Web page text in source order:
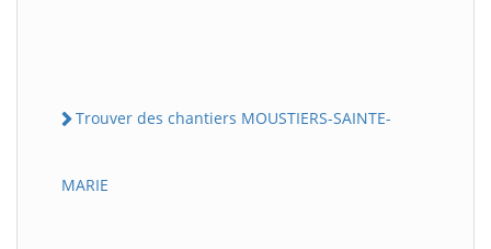
Trouver des chantiers MOUSTIERS-SAINTE-
MARIE